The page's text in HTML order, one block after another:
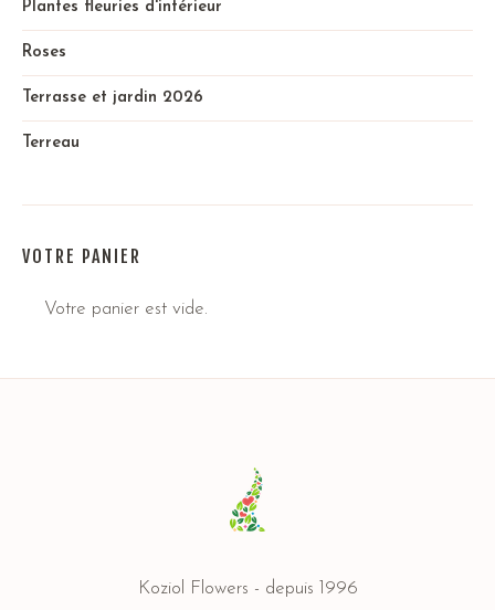
Plantes fleuries d'intérieur
Roses
Terrasse et jardin 2026
Terreau
VOTRE PANIER
Votre panier est vide.
Koziol Flowers - depuis 1996